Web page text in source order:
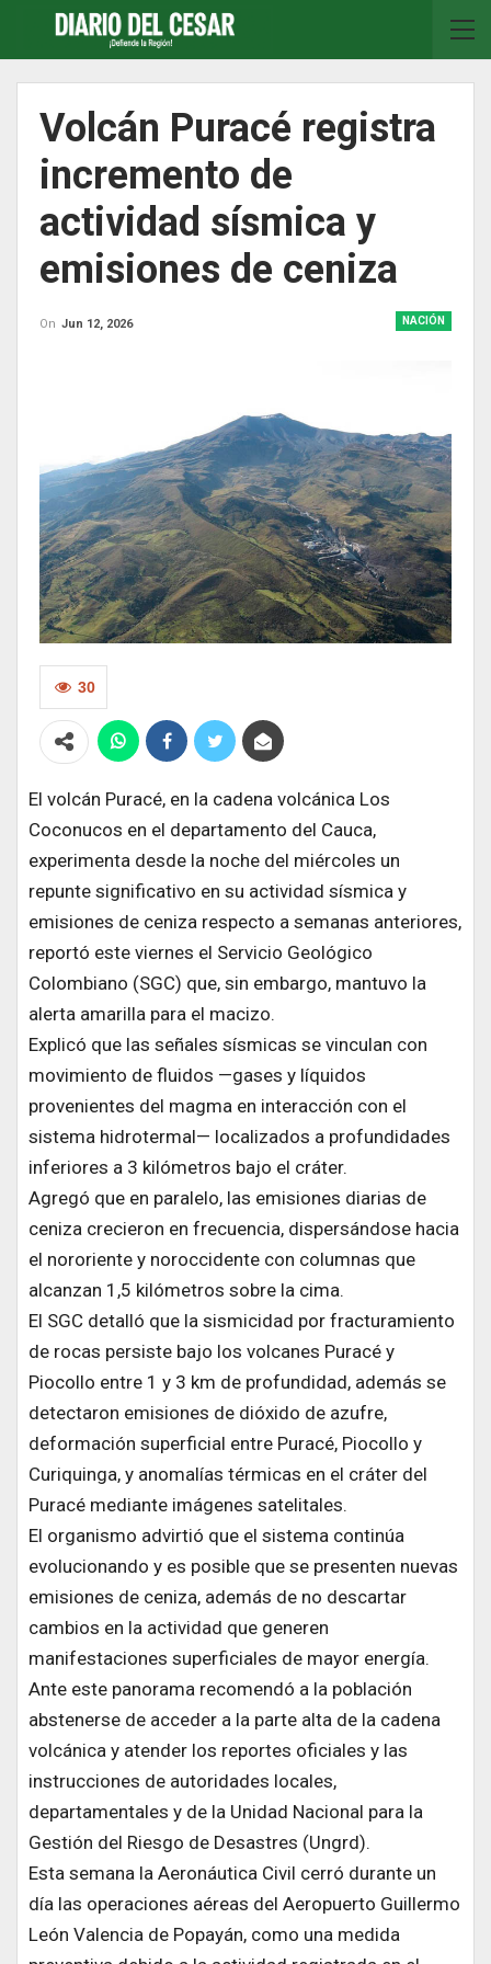
Volcán Puracé registra
incremento de
actividad sísmica y
emisiones de ceniza
NACIÓN
On Jun 12, 2026
30
El volcán Puracé, en la cadena volcánica Los
Coconucos en el departamento del Cauca,
experimenta desde la noche del miércoles un
repunte significativo en su actividad sísmica y
emisiones de ceniza respecto a semanas anteriores,
reportó este viernes el Servicio Geológico
Colombiano (SGC) que, sin embargo, mantuvo la
alerta amarilla para el macizo.
Explicó que las señales sísmicas se vinculan con
movimiento de fluidos —gases y líquidos
provenientes del magma en interacción con el
sistema hidrotermal— localizados a profundidades
inferiores a 3 kilómetros bajo el cráter.
Agregó que en paralelo, las emisiones diarias de
ceniza crecieron en frecuencia, dispersándose hacia
el nororiente y noroccidente con columnas que
alcanzan 1,5 kilómetros sobre la cima.
El SGC detalló que la sismicidad por fracturamiento
de rocas persiste bajo los volcanes Puracé y
Piocollo entre 1 y 3 km de profundidad, además se
detectaron emisiones de dióxido de azufre,
deformación superficial entre Puracé, Piocollo y
Curiquinga, y anomalías térmicas en el cráter del
Puracé mediante imágenes satelitales.
El organismo advirtió que el sistema continúa
evolucionando y es posible que se presenten nuevas
emisiones de ceniza, además de no descartar
cambios en la actividad que generen
manifestaciones superficiales de mayor energía.
Ante este panorama recomendó a la población
abstenerse de acceder a la parte alta de la cadena
volcánica y atender los reportes oficiales y las
instrucciones de autoridades locales,
departamentales y de la Unidad Nacional para la
Gestión del Riesgo de Desastres (Ungrd).
Esta semana la Aeronáutica Civil cerró durante un
día las operaciones aéreas del Aeropuerto Guillermo
León Valencia de Popayán, como una medida